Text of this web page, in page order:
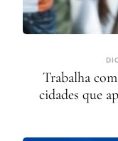
Trabalha
cidades que